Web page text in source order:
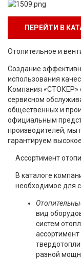
ПЕРЕЙТИ В
Отопительное и
Создание
использования
Компания «СТОКЕР»
сервисном
общественных и
официальным
производителей, мы
гарантируем
Ассортимент
В каталоге
необходимое для
вид
систем
ассортимент
разной